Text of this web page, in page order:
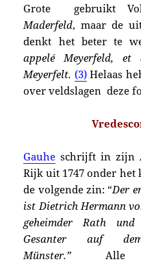
Grote gebruikt
Maderfeld, maar de
denkt het beter te
appelé Meyerfeld,
Meyerfelt. (3)Helaas
over veldslagen deze
Gauhe schrijft in zijn
Rijk uit 1747 onder het
de volgende zin: “Der
ist Dietrich Hermann
geheimder Rath
Gesanter auf
Münster.” Alle